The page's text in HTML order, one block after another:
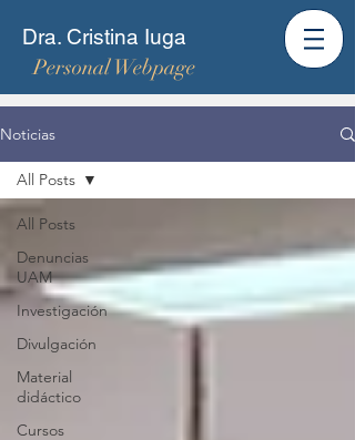
Dra. Cristina Iuga
Personal Webpage
Noticias
All Posts
Denuncias
UAM
Investigación
Divulgación
Material
didáctico
Cursos
All Posts